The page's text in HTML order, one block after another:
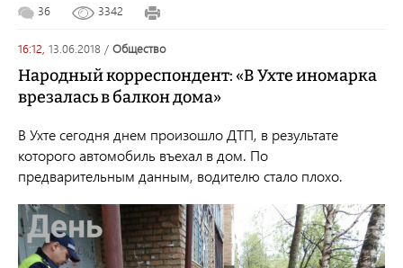
36 3342
16:12, 13.06.2018 / общество
Народный корреспондент: «В Ухте иномарка
врезалась в балкон дома»
В Ухте сегодня днем произошло ДТП, в результате
которого автомобиль въехал в дом. По
предварительным данным, водителю стало плохо.